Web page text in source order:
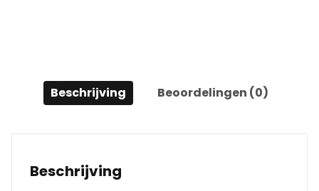
Beschrijving Beoordelingen (0)
Beschrijving